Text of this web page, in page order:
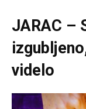
JARAC –
videlo